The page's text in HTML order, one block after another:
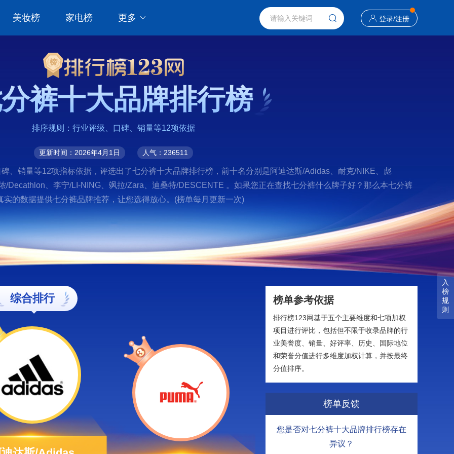
美妆榜 家电榜 更多 登录/注册
入
榜
规
则
裤十大品牌排行榜
排序规则：行业评级、口碑、销量等12项依据
更新时间：2026年4月1日 人气：236511
、销量等12项指标依据，评选出了七分裤十大品牌排行榜，前十名分别是阿迪达斯/Adidas、耐克/NIKE、彪
/Decathlon、李宁/LI-NING、飒拉/Zara、迪桑特/DESCENTE 。如果您正在查找七分裤什么牌子好？那么本七分裤
的数据提供七分裤品牌推荐，让您选得放心。(榜单每月更新一次)
综合排行 榜单参考依据
排行榜123网基于五个主要维度和七项加权
项目进行评比，包括但不限于收录品牌的行
业美誉度、销量、好评率、历史、国际地位
和荣誉分值进行多维度加权计算，并按最终
分值排序。
榜单反馈
您是否对七分裤十大品牌排行榜存在
异议？